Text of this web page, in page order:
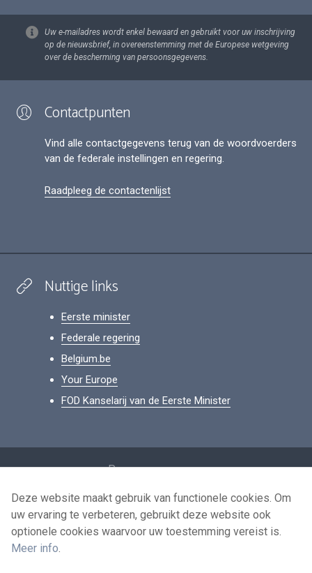
Uw e-mailadres wordt enkel bewaard en gebruikt voor uw inschrijving
op de nieuwsbrief, in overeenstemming met de Europese wetgeving
over de bescherming van persoonsgegevens.
Contactpunten
Vind alle contactgegevens terug van de woordvoerders
van de federale instellingen en regering.
Raadpleeg de contactenlijst
Nuttige links
Eerste minister
Federale regering
Belgium.be
Your Europe
FOD Kanselarij van de Eerste Minister
Persoonsgegevens
Voorwaarden voor het hergebruik
Contacteer ons
Deze website maakt gebruik van functionele cookies. Om
uw ervaring te verbeteren, gebruikt deze website ook
optionele cookies waarvoor uw toestemming vereist is.
Meer info.